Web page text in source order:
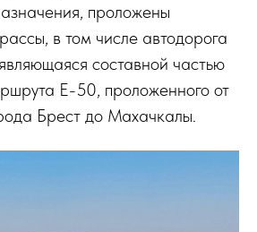
проложены
в том числе автодорога
составной частью
E-50, проложенного от
Брест до Махачкалы.